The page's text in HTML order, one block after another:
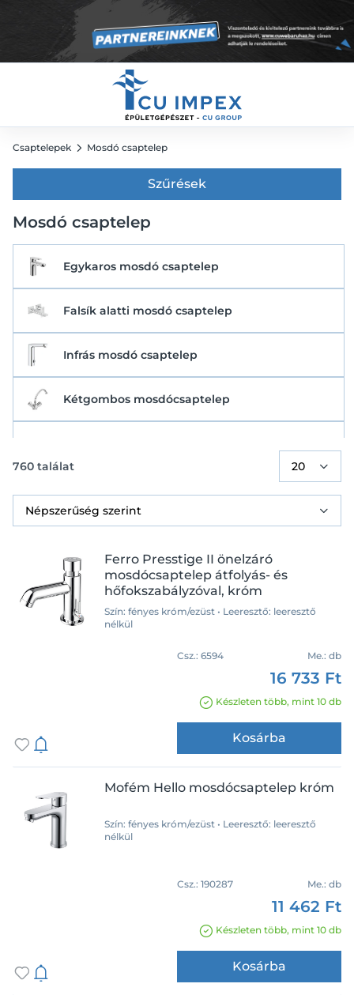
Csaptelepek Mosdó csaptelep
Mosdó csaptelep
Egykaros mosdó csaptelep
Falsík alatti mosdó csaptelep
Infrás mosdó csaptelep
Kétgombos mosdócsaptelep
760 találat
Ferro Presstige II önelzáró
mosdócsaptelep átfolyás- és
hőfokszabályzóval, króm
Szín: fényes króm/ezüst • Leeresztő: leeresztő
nélkül
Csz.: 6594 Me.: db
16 733 Ft
Készleten több, mint 10 db
Kosárba
Mofém Hello mosdócsaptelep króm
Szín: fényes króm/ezüst • Leeresztő: leeresztő
nélkül
Csz.: 190287 Me.: db
11 462 Ft
Készleten több, mint 10 db
Kosárba
Szűrések